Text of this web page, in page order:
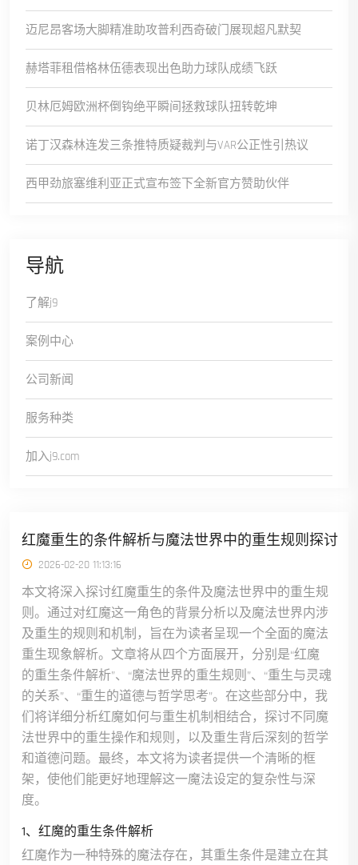
迈尼昂客场大脚精准助攻普利西奇破门展现超凡默契
赫塔菲租借格林伍德表现出色助力球队成绩飞跃
贝林厄姆欧洲杯倒钩绝平瞬间拯救球队扭转乾坤
诺丁汉森林连发三条推特质疑裁判与VAR公正性引热议
西甲劲旅塞维利亚正式宣布签下全新官方赞助伙伴
导航
了解j9
案例中心
公司新闻
服务种类
加入j9.com
红魔重生的条件解析与魔法世界中的重生规则探讨
2026-02-20 11:13:16
本文将深入探讨红魔重生的条件及魔法世界中的重生规
则。通过对红魔这一角色的背景分析以及魔法世界内涉
及重生的规则和机制，旨在为读者呈现一个全面的魔法
重生现象解析。文章将从四个方面展开，分别是“红魔
的重生条件解析”、“魔法世界的重生规则”、“重生与灵魂
的关系”、“重生的道德与哲学思考”。在这些部分中，我
们将详细分析红魔如何与重生机制相结合，探讨不同魔
法世界中的重生操作和规则，以及重生背后深刻的哲学
和道德问题。最终，本文将为读者提供一个清晰的框
架，使他们能更好地理解这一魔法设定的复杂性与深
度。
1、红魔的重生条件解析
红魔作为一种特殊的魔法存在，其重生条件是建立在其